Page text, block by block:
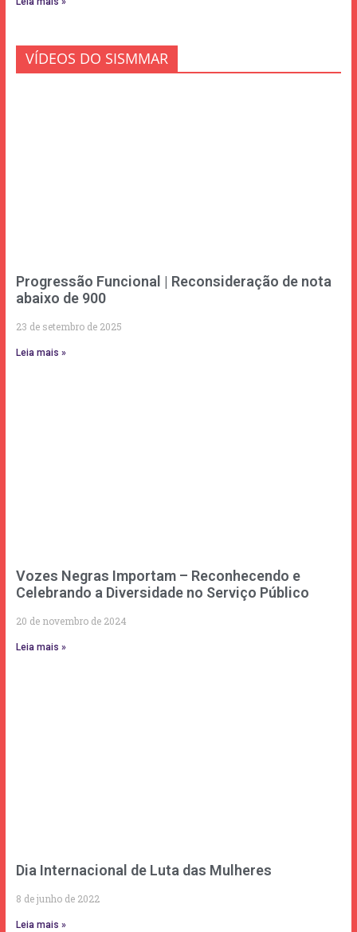
VÍDEOS DO SISMMAR
Progressão Funcional | Reconsideração de nota
abaixo de 900
23 de setembro de 2025
Leia mais »
Vozes Negras Importam – Reconhecendo e
Celebrando a Diversidade no Serviço Público
20 de novembro de 2024
Leia mais »
Dia Internacional de Luta das Mulheres
8 de junho de 2022
Leia mais »